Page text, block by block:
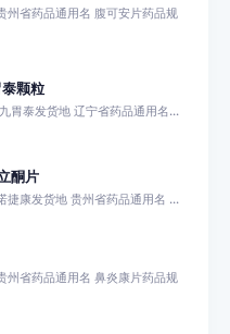
州省药品通用名 腹可安片药品规
颗粒
胃泰发货地 辽宁省药品通用名...
酮片
捷康发货地 贵州省药品通用名 ...
州省药品通用名 鼻炎康片药品规